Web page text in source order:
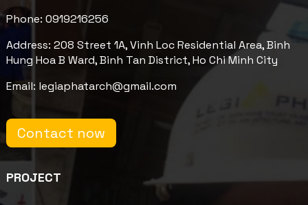
Phone: 0919216256
Address: 208 Street 1A, Vinh Loc Residential Area, Binh
Hung Hoa B Ward, Binh Tan District, Ho Chi Minh City
Email: legiaphatarch@gmail.com
Contact now
PROJECT